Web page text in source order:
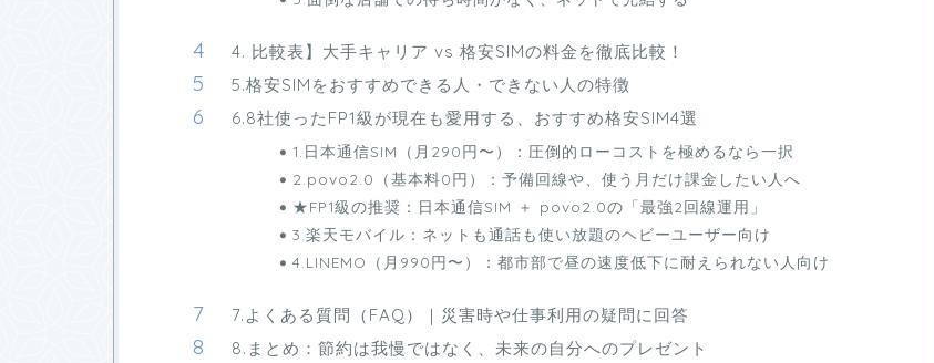
4. 比較表】大手キャリア vs 格安SIMの料金を徹底比較！
5.格安SIMをおすすめできる人・できない人の特徴
6.8社使ったFP1級が現在も愛用する、おすすめ格安SIM4選
1.日本通信SIM（月290円〜）：圧倒的ローコストを極めるなら一択
2.povo2.0（基本料0円）：予備回線や、使う月だけ課金したい人へ
★FP1級の推奨：日本通信SIM ＋ povo2.0の「最強2回線運用」
3.楽天モバイル：ネットも通話も使い放題のヘビーユーザー向け
4.LINEMO（月990円〜）：都市部で昼の速度低下に耐えられない人向け
7.よくある質問（FAQ）｜災害時や仕事利用の疑問に回答
8.まとめ：節約は我慢ではなく、未来の自分へのプレゼント